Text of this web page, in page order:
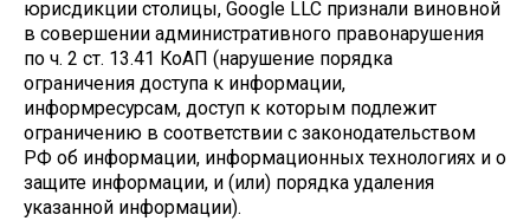
юрисдикции столицы, Google LLC признали виновной
в совершении административного правонарушения
по ч. 2 ст. 13.41 КоАП (нарушение порядка
ограничения доступа к информации,
информресурсам, доступ к которым подлежит
ограничению в соответствии с законодательством
РФ об информации, информационных технологиях и о
защите информации, и (или) порядка удаления
указанной информации).